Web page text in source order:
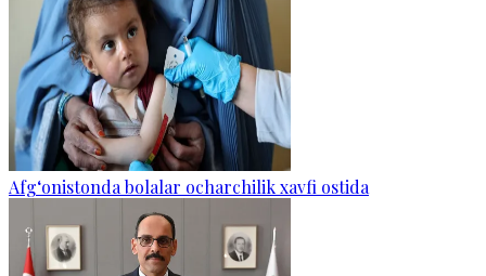
Afg‘onistonda bolalar ocharchilik xavfi ostida